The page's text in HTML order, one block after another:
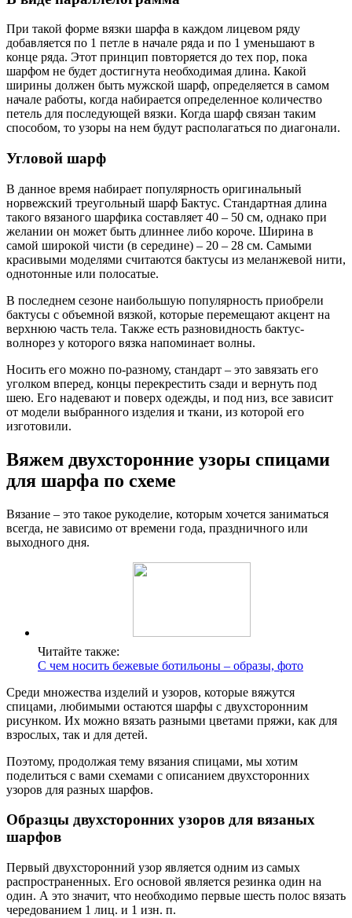
При такой форме вязки шарфа в каждом лицевом ряду
добавляется по 1 петле в начале ряда и по 1 уменьшают в
конце ряда. Этот принцип повторяется до тех пор, пока
шарфом не будет достигнута необходимая длина. Какой
ширины должен быть мужской шарф, определяется в самом
начале работы, когда набирается определенное количество
петель для последующей вязки. Когда шарф связан таким
способом, то узоры на нем будут располагаться по диагонали.
Угловой шарф
В данное время набирает популярность оригинальный
норвежский треугольный шарф Бактус. Стандартная длина
такого вязаного шарфика составляет 40 – 50 см, однако при
желании он может быть длиннее либо короче. Ширина в
самой широкой чисти (в середине) – 20 – 28 см. Самыми
красивыми моделями считаются бактусы из меланжевой нити,
однотонные или полосатые.
В последнем сезоне наибольшую популярность приобрели
бактусы с объемной вязкой, которые перемещают акцент на
верхнюю часть тела. Также есть разновидность бактус-
волнорез у которого вязка напоминает волны.
Носить его можно по-разному, стандарт – это завязать его
уголком вперед, концы перекрестить сзади и вернуть под
шею. Его надевают и поверх одежды, и под низ, все зависит
от модели выбранного изделия и ткани, из которой его
изготовили.
Вяжем двухсторонние узоры спицами
для шарфа по схеме
Вязание – это такое рукоделие, которым хочется заниматься
всегда, не зависимо от времени года, праздничного или
выходного дня.
Читайте также:
С чем носить бежевые ботильоны – образы, фото
Среди множества изделий и узоров, которые вяжутся
спицами, любимыми остаются шарфы с двухсторонним
рисунком. Их можно вязать разными цветами пряжи, как для
взрослых, так и для детей.
Поэтому, продолжая тему вязания спицами, мы хотим
поделиться с вами схемами с описанием двухсторонних
узоров для разных шарфов.
Образцы двухсторонних узоров для вязаных
шарфов
Первый двухсторонний узор является одним из самых
распространенных. Его основой является резинка один на
один. А это значит, что необходимо первые шесть полос вязать
чередованием 1 лиц. и 1 изн. п.